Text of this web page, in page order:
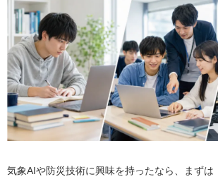
気象AIや防災技術に興味を持ったなら、まずは